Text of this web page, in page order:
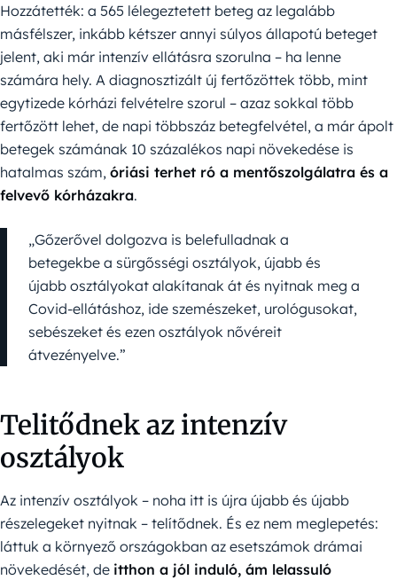
Hozzátették: a 565 lélegeztetett beteg az legalább
másfélszer, inkább kétszer annyi súlyos állapotú beteget
jelent, aki már intenzív ellátásra szorulna – ha lenne
számára hely. A diagnosztizált új fertőzöttek több, mint
egytizede kórházi felvételre szorul – azaz sokkal több
fertőzött lehet, de napi többszáz betegfelvétel, a már ápolt
betegek számának 10 százalékos napi növekedése is
hatalmas szám, óriási terhet ró a mentőszolgálatra és a
felvevő kórházakra.
„Gőzerővel dolgozva is belefulladnak a
betegekbe a sürgősségi osztályok, újabb és
újabb osztályokat alakítanak át és nyitnak meg a
Covid-ellátáshoz, ide szemészeket, urológusokat,
sebészeket és ezen osztályok nővéreit
átvezényelve.”
Telitődnek az intenzív
osztályok
Az intenzív osztályok – noha itt is újra újabb és újabb
részelegeket nyitnak – telítődnek. És ez nem meglepetés:
láttuk a környező országokban az esetszámok drámai
növekedését, de itthon a jól induló, ám lelassuló